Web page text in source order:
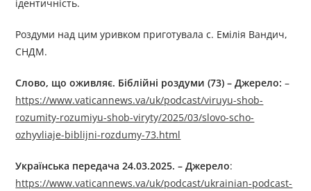
ідентичність.
Роздуми над цим уривком приготувала с. Емілія Вандич,
СНДМ.
Слово, що оживляє. Біблійні роздуми (73) – Джерелo: –
https://www.vaticannews.va/uk/podcast/viruyu-shob-
rozumity-rozumiyu-shob-viryty/2025/03/slovo-scho-
ozhyvliaje-biblijni-rozdumy-73.html
Українська передача 24.03.2025. – Джерелo:
https://www.vaticannews.va/uk/podcast/ukrainian-podcast-